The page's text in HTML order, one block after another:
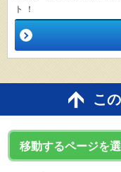
ト ！
こ